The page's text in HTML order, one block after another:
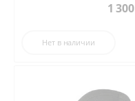
1 300
Нет в наличии